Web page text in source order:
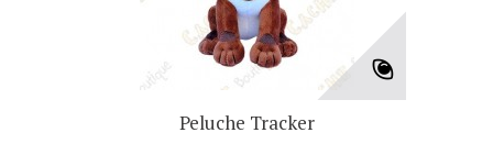
Peluche Tracker